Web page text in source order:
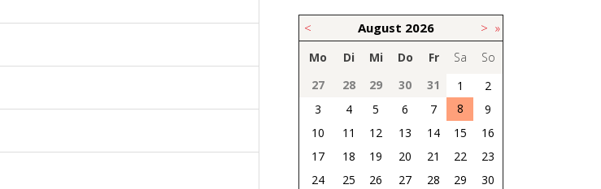
< August 2026 > »
Mo Di Mi Do Fr Sa
So
27
28 29 30 31 1
2
3
4 5 6 7 8
9
10
11 12 13 14 15
16
17
18 19 20 21 22
23
24
25 26 27 28 29
30